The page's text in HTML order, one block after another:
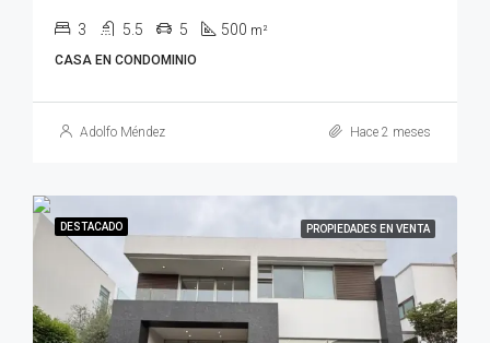
3 5.5 5 500 m²
CASA EN CONDOMINIO
Adolfo Méndez Hace 2 meses
DESTACADO PROPIEDADES EN VENTA